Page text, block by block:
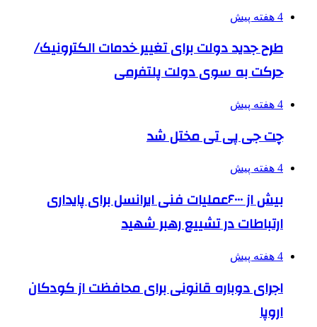
4 هفته پیش
طرح جدید دولت برای تغییر خدمات الکترونیک/
حرکت به سوی دولت پلتفرمی
4 هفته پیش
چت جی پی تی مختل شد
4 هفته پیش
بیش از ۶۰۰۰عملیات فنی ایرانسل برای پایداری
ارتباطات در تشییع رهبر شهید
4 هفته پیش
اجرای دوباره قانونی برای محافظت از کودکان
اروپا